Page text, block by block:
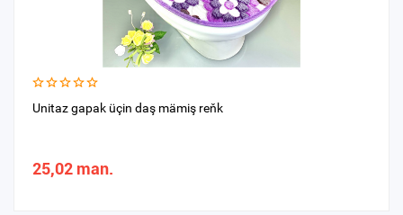
Unitaz gapak üçin daş mämiş reňk
25,02 man.